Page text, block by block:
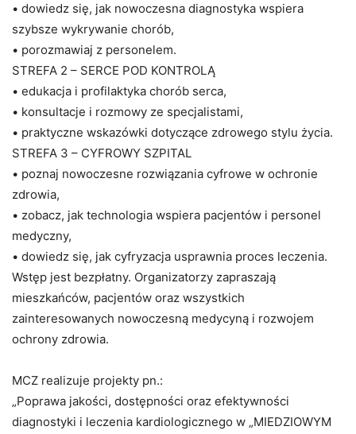
• dowiedz się, jak nowoczesna diagnostyka wspiera
szybsze wykrywanie chorób,
• porozmawiaj z personelem.
STREFA 2 – SERCE POD KONTROLĄ
• edukacja i profilaktyka chorób serca,
• konsultacje i rozmowy ze specjalistami,
• praktyczne wskazówki dotyczące zdrowego stylu życia.
STREFA 3 – CYFROWY SZPITAL
• poznaj nowoczesne rozwiązania cyfrowe w ochronie
zdrowia,
• zobacz, jak technologia wspiera pacjentów i personel
medyczny,
• dowiedz się, jak cyfryzacja usprawnia proces leczenia.
Wstęp jest bezpłatny. Organizatorzy zapraszają
mieszkańców, pacjentów oraz wszystkich
zainteresowanych nowoczesną medycyną i rozwojem
ochrony zdrowia.
MCZ realizuje projekty pn.:
„Poprawa jakości, dostępności oraz efektywności
diagnostyki i leczenia kardiologicznego w „MIEDZIOWYM